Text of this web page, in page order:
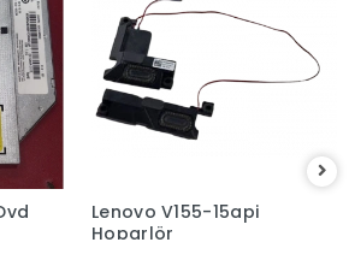
Lenovo V155-15api
Hoparlör